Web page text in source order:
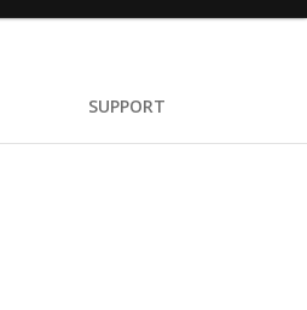
SUPPORT